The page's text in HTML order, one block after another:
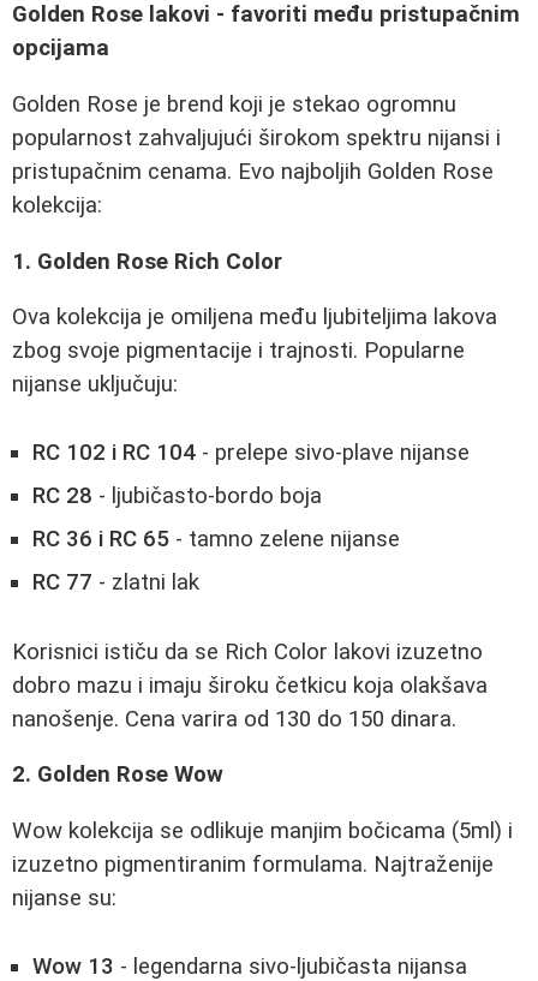
Golden Rose lakovi - favoriti među pristupačnim
opcijama
Golden Rose je brend koji je stekao ogromnu
popularnost zahvaljujući širokom spektru nijansi i
pristupačnim cenama. Evo najboljih Golden Rose
kolekcija:
1. Golden Rose Rich Color
Ova kolekcija je omiljena među ljubiteljima lakova
zbog svoje pigmentacije i trajnosti. Popularne
nijanse uključuju:
RC 102 i RC 104 - prelepe sivo-plave nijanse
RC 28 - ljubičasto-bordo boja
RC 36 i RC 65 - tamno zelene nijanse
RC 77 - zlatni lak
Korisnici ističu da se Rich Color lakovi izuzetno
dobro mazu i imaju široku četkicu koja olakšava
nanošenje. Cena varira od 130 do 150 dinara.
2. Golden Rose Wow
Wow kolekcija se odlikuje manjim bočicama (5ml) i
izuzetno pigmentiranim formulama. Najtraženije
nijanse su:
Wow 13 - legendarna sivo-ljubičasta nijansa